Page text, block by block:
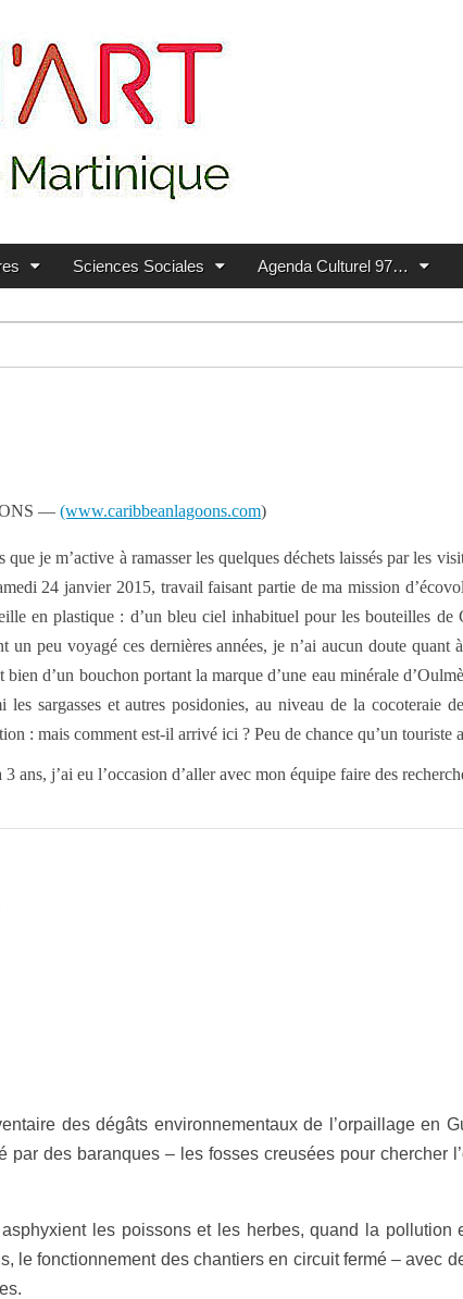
Sciences Sociales Agenda Culturel 97…
— (www.caribbeanlagoons.com)
que je m’active à ramasser les quelques déchets laissés par les
24 janvier 2015, travail faisant partie de ma mission
en plastique : d’un bleu ciel inhabituel pour les bouteilles
un peu voyagé ces dernières années, je n’ai aucun doute
bien d’un bouchon portant la marque d’une eau minérale
les sargasses et autres posidonies, au niveau de la cocoteraie
: mais comment est-il arrivé ici ? Peu de chance qu’un touriste
ans, j’ai eu l’occasion d’aller avec mon équipe faire des
des dégâts environnementaux de l’orpaillage
des baranques – les fosses creusées pour chercher
les poissons et les herbes, quand la
le fonctionnement des chantiers en circuit fermé – avec